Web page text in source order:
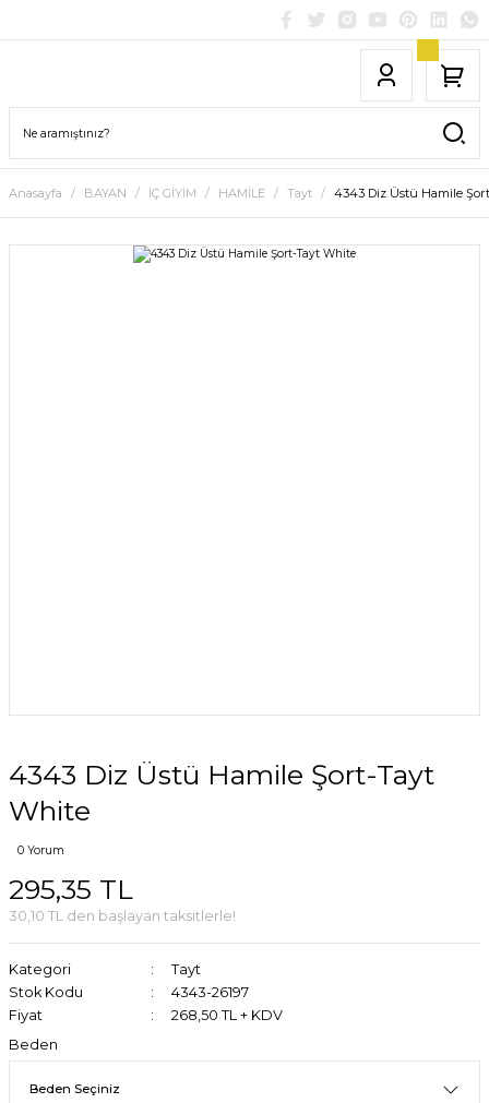
Anasayfa BAYAN İÇ GİYİM HAMİLE Tayt 4343 Diz Üstü Hamile
4343 Diz Üstü Hamile Şort-Tayt
White
0 Yorum
295,35 TL
30,10 TL den başlayan taksitlerle!
Kategori
Tayt
Stok Kodu
4343-26197
Fiyat
268,50 TL + KDV
Beden